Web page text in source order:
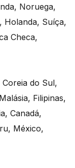
Noruega,
Holanda, Suíça,
Checa,
do Sul,
Filipinas,
Canadá,
México,